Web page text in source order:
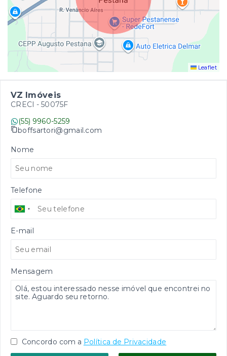
Leaflet
VZ Imóveis
CRECI - 50075F
(55) 9960-5259
boffsartori@gmail.com
Nome
Telefone
E-mail
Mensagem
Concordo com a Política de Privacidade